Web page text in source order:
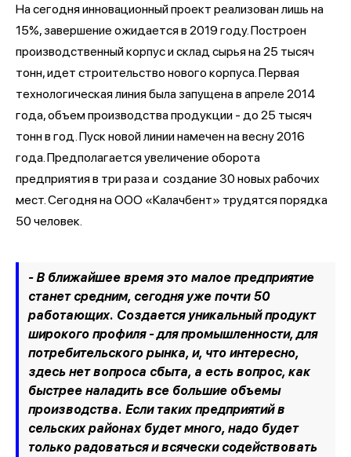
На сегодня инновационный проект реализован лишь на
15%, завершение ожидается в 2019 году. Построен
производственный корпус и склад сырья на 25 тысяч
тонн, идет строительство нового корпуса. Первая
технологическая линия была запущена в апреле 2014
года, объем производства продукции - до 25 тысяч
тонн в год. Пуск новой линии намечен на весну 2016
года. Предполагается увеличение оборота
предприятия в три раза и создание 30 новых рабочих
мест. Сегодня на ООО «Калачбент» трудятся порядка
50 человек.
- В ближайшее время это малое предприятие
станет средним, сегодня уже почти 50
работающих. Создается уникальный продукт
широкого профиля - для промышленности, для
потребительского рынка, и, что интересно,
здесь нет вопроса сбыта, а есть вопрос, как
быстрее наладить все большие объемы
производства. Если таких предприятий в
сельских районах будет много, надо будет
только радоваться и всячески содействовать